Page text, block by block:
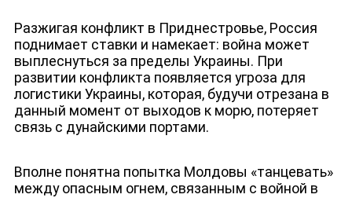
НОВОСТИ
Разжигая конфликт в Приднестровье, Россия
поднимает ставки и намекает: война может
выплеснуться за пределы Украины. При
развитии конфликта появляется угроза для
логистики Украины, которая, будучи отрезана в
данный момент от выходов к морю, потеряет
связь с дунайскими портами.
Вполне понятна попытка Молдовы «танцевать»
между опасным огнем, связанным с войной в